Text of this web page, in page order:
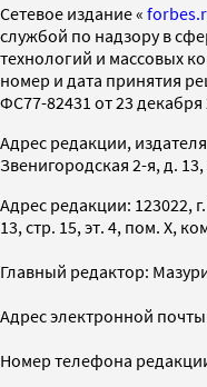
Cетевое издание «
службой по надзору в
технологий и массовых
номер и дата принятия
ФС77-82431 от 23 декабря
Адрес редакции,
Звенигородская 2-я, д. 13,
Адрес редакции: 123022,
13, стр. 15, эт. 4, пом. X,
Главный редактор:
Адрес электронной
Номер телефона